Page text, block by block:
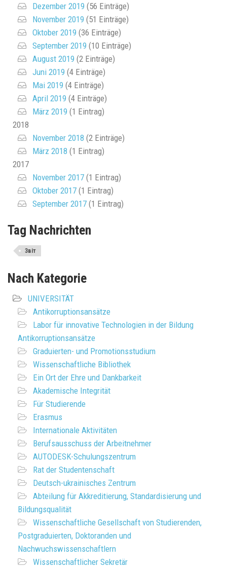
Dezember 2019 (56 Einträge)
November 2019 (51 Einträge)
Oktober 2019 (36 Einträge)
September 2019 (10 Einträge)
August 2019 (2 Einträge)
Juni 2019 (4 Einträge)
Mai 2019 (4 Einträge)
April 2019 (4 Einträge)
März 2019 (1 Eintrag)
2018
November 2018 (2 Einträge)
März 2018 (1 Eintrag)
2017
November 2017 (1 Eintrag)
Oktober 2017 (1 Eintrag)
September 2017 (1 Eintrag)
Tag Nachrichten
Звіт
Nach Kategorie
UNIVERSITÄT
Antikorruptionsansätze
Labor für innovative Technologien in der Bildung
Antikorruptionsansätze
Graduierten- und Promotionsstudium
Wissenschaftliche Bibliothek
Ein Ort der Ehre und Dankbarkeit
Akademische Integrität
Für Studierende
Erasmus
Internationale Aktivitäten
Berufsausschuss der Arbeitnehmer
AUTODESK-Schulungszentrum
Rat der Studentenschaft
Deutsch-ukrainisches Zentrum
Abteilung für Akkreditierung, Standardisierung und
Bildungsqualität
Wissenschaftliche Gesellschaft von Studierenden,
Postgraduierten, Doktoranden und
Nachwuchswissenschaftlern
Wissenschaftlicher Sekretär